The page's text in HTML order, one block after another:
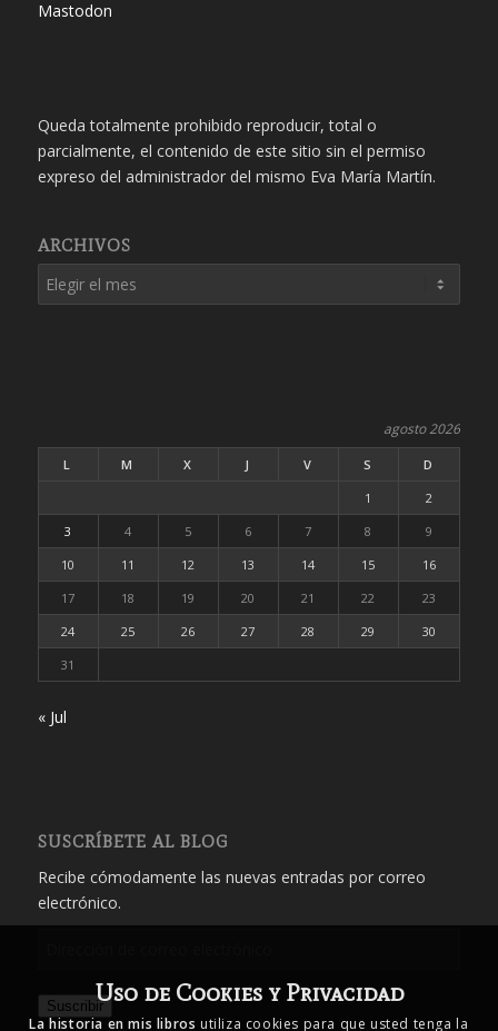
Mastodon
Queda totalmente prohibido reproducir, total o
parcialmente, el contenido de este sitio sin el permiso
expreso del administrador del mismo Eva María Martín.
ARCHIVOS
agosto 2026
L M X J V S
D
1
2
3
4 5 6 7 8
9
10
11 12 13 14 15
16
17
18 19 20 21 22
23
24
25 26 27 28 29
30
31
« Jul
SUSCRÍBETE AL BLOG
Recibe cómodamente las nuevas entradas por correo
electrónico.
electrónico
SuscribirUso de Cookies y Privacidad
La historia en mis libros utiliza cookies para que usted tenga la